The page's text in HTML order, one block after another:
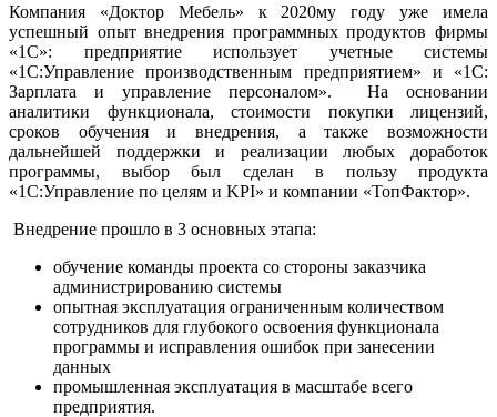
Компания «Доктор Мебель» к 2020му году уже имела
успешный опыт внедрения программных продуктов фирмы
«1С»: предприятие использует учетные системы
«1С:Управление производственным предприятием» и «1С:
Зарплата и управление персоналом». На основании
аналитики функционала, стоимости покупки лицензий,
сроков обучения и внедрения, а также возможности
дальнейшей поддержки и реализации любых доработок
программы, выбор был сделан в пользу продукта
«1С:Управление по целям и KPI» и компании «ТопФактор».
Внедрение прошло в 3 основных этапа:
обучение команды проекта со стороны заказчика
администрированию системы
опытная эксплуатация ограниченным количеством
сотрудников для глубокого освоения функционала
программы и исправления ошибок при занесении
данных
промышленная эксплуатация в масштабе всего
предприятия.